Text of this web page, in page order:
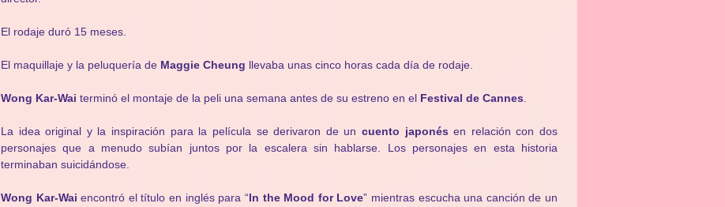
El rodaje duró 15 meses.
El maquillaje y la peluquería de Maggie Cheung llevaba unas cinco horas cada día de rodaje.
Wong Kar-Wai terminó el montaje de la peli una semana antes de su estreno en el Festival de Cannes
La idea original y la inspiración para la película se derivaron de un cuento japonés en relación con dos
personajes que a menudo subían juntos por la escalera sin hablarse. Los personajes en esta historia
terminaban suicidándose.
Wong Kar-Wai encontró el título en inglés para “In the Mood for Love” mientras escucha una canción de un